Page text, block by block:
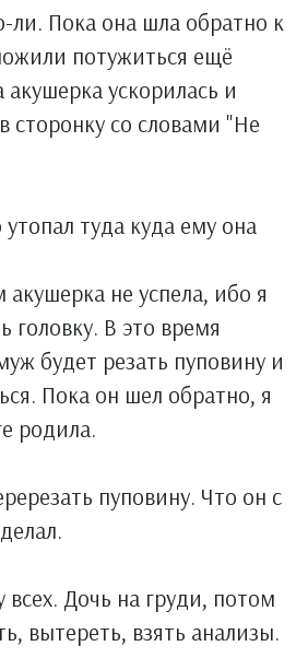
ли. Пока она шла обратно к
потужиться ещё
акушерка ускорилась и
сторонку со словами "Не
туда куда ему она
не успела, ибо я
головку. В это время
будет резать пуповину и
Пока он шел обратно, я
родила.
пуповину. Что он с
всех. Дочь на груди, потом
вытереть, взять анализы.